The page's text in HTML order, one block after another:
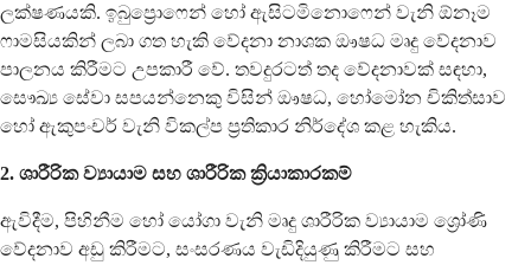
ලක්ෂණයකි. ඉබුප්‍රොෆෙන් හෝ ඇසිටමිනොෆෙන් වැනි ඕනෑම
ෆාමසියකින් ලබා ගත හැකි වේදනා නාශක ඖෂධ මෘදු වේදනාව
පාලනය කිරීමට උපකාරී වේ. තවදුරටත් තද වේදනාවක් සඳහා,
සෞඛ්‍ය සේවා සපයන්නෙකු විසින් ඖෂධ, හෝමෝන චිකිත්සාව
හෝ ඇකුපංචර් වැනි විකල්ප ප්‍රතිකාර නිර්දේශ කළ හැකිය.
2. ශාරීරික ව්‍යායාම සහ ශාරීරික ක්‍රියාකාරකම්
ඇවිදීම, පිහිනීම හෝ යෝගා වැනි මෘදු ශාරීරික ව්‍යායාම ශ්‍රෝණි
වේදනාව අඩු කිරීමට, සංසරණය වැඩිදියුණු කිරීමට සහ